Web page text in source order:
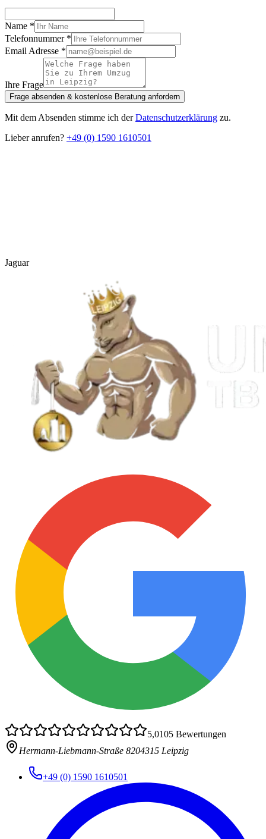
Name *
Telefonnummer*
Email Adresse *
Ihre Frage
Frage absenden & kostenlose Beratung anfordern
Mit dem Absenden stimme ich derDatenschutzerklärung zu.
Lieber anrufen? +49 (0) 1590 1610501
Kostenlose Besichtigung anfragen
Jaguar
5,0105 Bewertungen
Hermann-Liebmann-Straße 8204315 Leipzig
+49 (0) 1590 1610501